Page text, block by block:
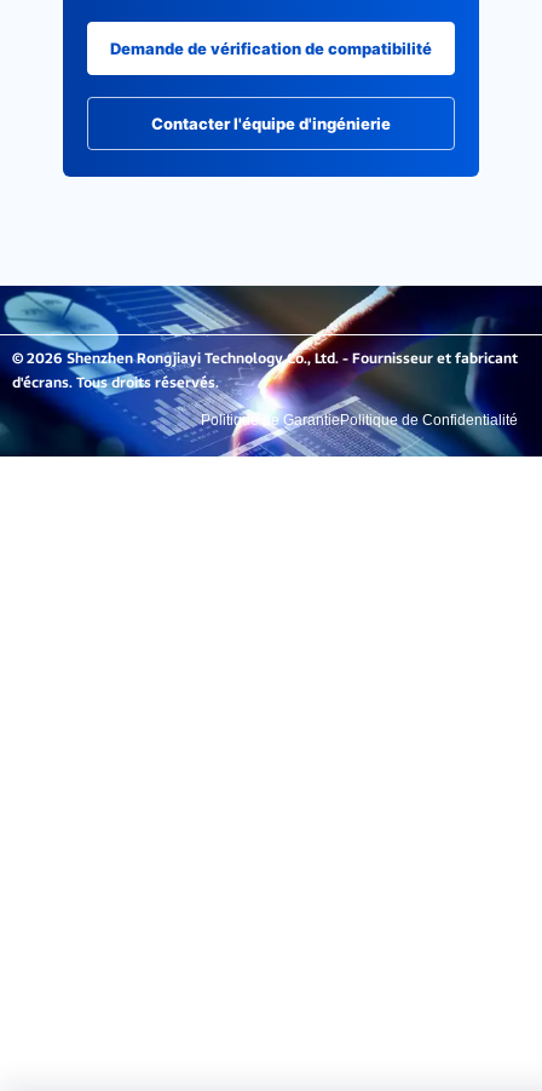
Demande de vérification de compatibilité
Contacter l'équipe d'ingénierie
© 2026 Shenzhen Rongjiayi Technology Co., Ltd. - Fournisseur et fabricant
d'écrans. Tous droits réservés.
Politique de Confidentialité
Politique de Garantie